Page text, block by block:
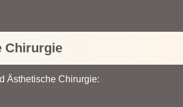
Chirurgie
Ästhetische Chirurgie: